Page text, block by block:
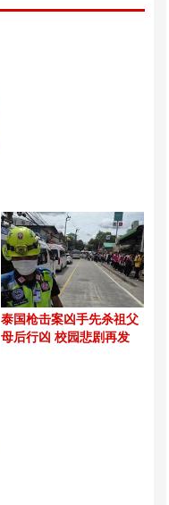
泰国枪击案凶手先杀祖父
母后行凶 校园悲剧再发